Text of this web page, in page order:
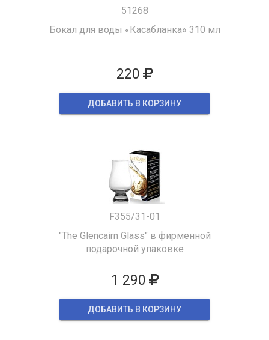
51268
Бокал для воды «Касабланка» 310 мл
220
ДОБАВИТЬ В КОРЗИНУ
F355/31-01
"The Glencairn Glass" в фирменной
подарочной упаковке
1 290
ДОБАВИТЬ В КОРЗИНУ